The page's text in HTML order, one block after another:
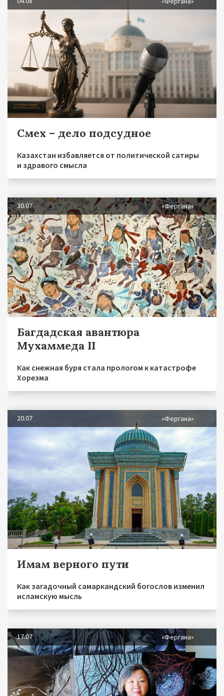
Смех – дело подсудное
Казахстан избавляется от политической сатиры
и здравого смысла
30.07 «Фергана»
Багдадская авантюра
Мухаммеда II
Как снежная буря стала прологом к катастрофе
Хорезма
20.07 «Фергана»
Имам верного пути
Как загадочный самаркандский богослов изменил
исламскую мысль
17.07 «Фергана»